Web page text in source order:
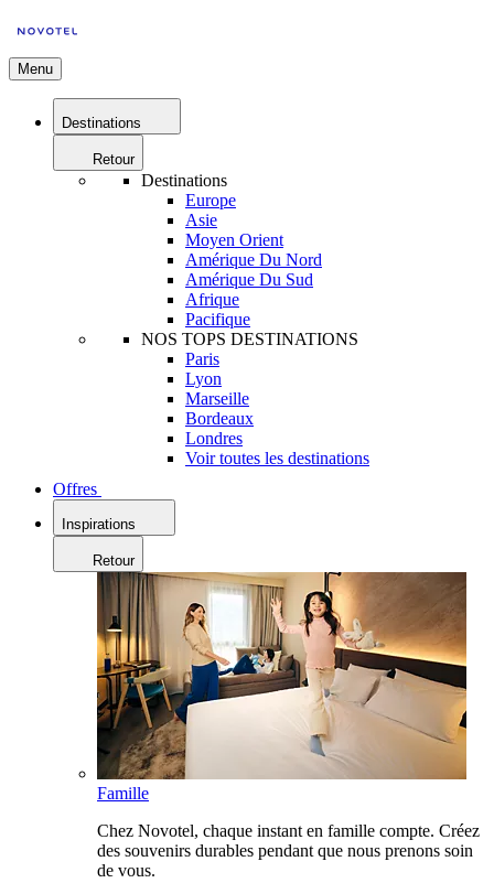
Menu
Destinations
Retour
Destinations
Europe
Asie
Moyen Orient
Amérique Du Nord
Amérique Du Sud
Afrique
Pacifique
NOS TOPS DESTINATIONS
Paris
Lyon
Marseille
Bordeaux
Londres
Voir toutes les destinations
Offres
Inspirations
Retour
Famille
Chez Novotel, chaque instant en famille compte. Créez
des souvenirs durables pendant que nous prenons soin
de vous.